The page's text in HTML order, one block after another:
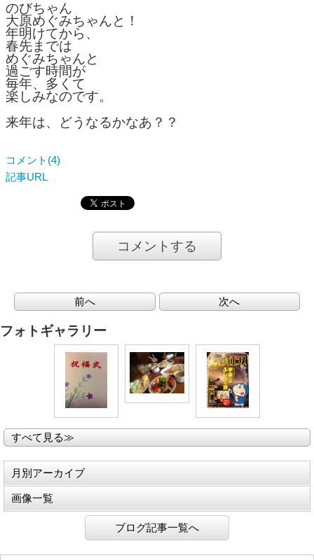
のびちゃん
大原めぐみちゃんと！
年明けてから、
春先までは
めぐみちゃんと
過ごす時間が
毎年、多くて
楽しみなのです。
来年は、どうなるかなあ？？
コメント(4)
記事URL
コメントする
前へ 次へ
フォトギャラリー
すべて見る≫
月別アーカイブ
画像一覧
ブログ記事一覧へ